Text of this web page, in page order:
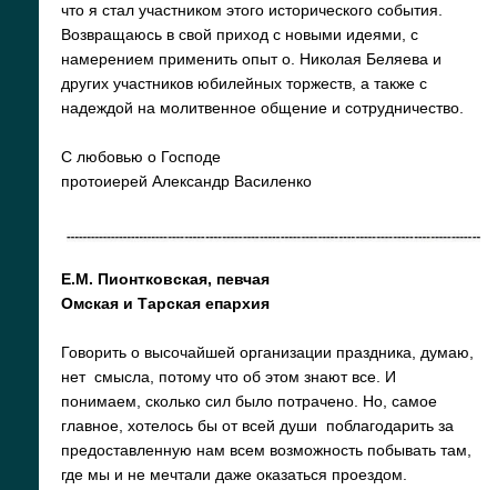
что я стал участником этого исторического события.
Возвращаюсь в свой приход с новыми идеями, с
намерением применить опыт о. Николая Беляева и
других участников юбилейных торжеств, а также с
надеждой на молитвенное общение и сотрудничество.
С любовью о Господе
протоиерей Александр Василенко
Е.М. Пионтковская, певчая
Омская и Тарская епархия
Говорить о высочайшей организации праздника, думаю,
нет смысла, потому что об этом знают все. И
понимаем, сколько сил было потрачено. Но, самое
главное, хотелось бы от всей души поблагодарить за
предоставленную нам всем возможность побывать там,
где мы и не мечтали даже оказаться проездом.